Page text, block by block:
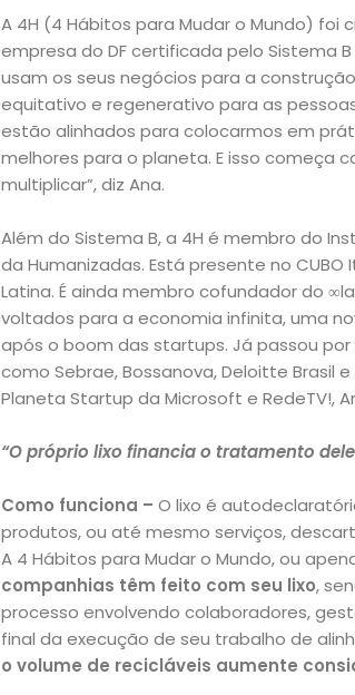
Academia
Beleza
Bora
lá!
Casa
e
Decoração
Exclusiva
Homem
Mães
&
Filhos
A 4H (4 Hábitos para Mudar o Mundo) foi
empresa do DF certificada pelo Sistema
usam os seus negócios para a
equitativo e regenerativo para as
estão alinhados para colocarmos em
melhores para o planeta. E isso começa
multiplicar”, diz Ana.
Além do Sistema B, a 4H é membro do
da Humanizadas. Está presente no
Latina. É ainda membro cofundador do
voltados para a economia infinita, uma
após o boom das startups. Já passou
como Sebrae, Bossanova, Deloitte Brasil e
Planeta Startup da Microsoft e RedeTV!,
“O próprio lixo financia o tratamento
Como funciona – O lixo é
produtos, ou até mesmo serviços,
A 4 Hábitos para Mudar o Mundo, ou
companhias têm feito com seu lixo,
processo envolvendo colaboradores,
final da execução de seu trabalho de
o volume de recicláveis aumente